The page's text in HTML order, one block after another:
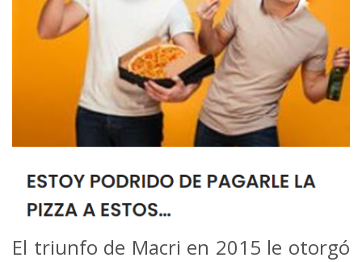
El triunfo de Macri en 2015 le otorgó